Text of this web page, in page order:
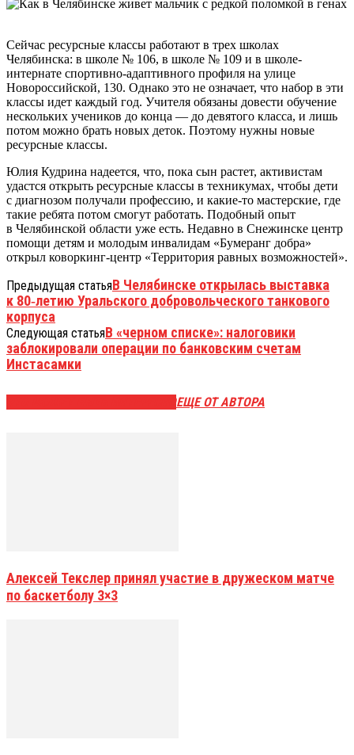
Сейчас ресурсные классы работают в трех школах
Челябинска: в школе № 106, в школе № 109 и в школе-
интернате спортивно-адаптивного профиля на улице
Новороссийской, 130. Однако это не означает, что набор в эти
классы идет каждый год. Учителя обязаны довести обучение
нескольких учеников до конца — до девятого класса, и лишь
потом можно брать новых деток. Поэтому нужны новые
ресурсные классы.
Юлия Кудрина надеется, что, пока сын растет, активистам
удастся открыть ресурсные классы в техникумах, чтобы дети
с диагнозом получали профессию, и какие-то мастерские, где
такие ребята потом смогут работать. Подобный опыт
в Челябинской области уже есть. Недавно в Снежинске центр
помощи детям и молодым инвалидам «Бумеранг добра»
открыл коворкинг-центр «Территория равных возможностей».
Предыдущая статьяВ Челябинске открылась выставка
к 80‑летию Уральского добровольческого танкового
корпуса
Следующая статьяВ «черном списке»: налоговики
заблокировали операции по банковским счетам
Инстасамки
ЕЩЕ ОТ АВТОРА
Алексей Текслер принял участие в дружеском матче
по баскетболу 3×3